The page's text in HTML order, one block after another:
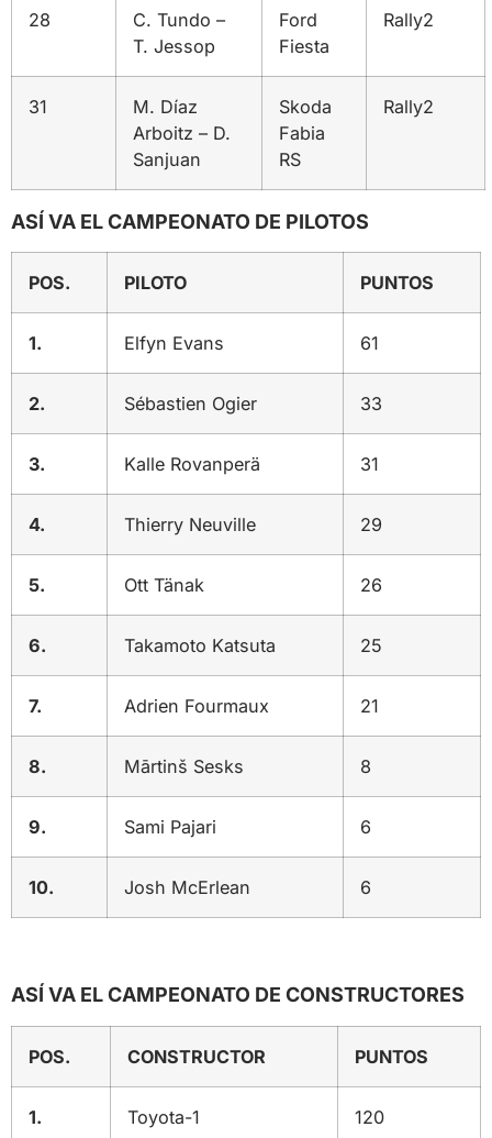
28
C. Tundo –
T. Jessop
Ford
Fiesta
Rally2
31
M. Díaz
Arboitz – D.
Sanjuan
Skoda
Fabia
RS
Rally2
ASÍ VA EL CAMPEONATO DE PILOTOS
POS. PILOTO PUNTOS
1. Elfyn Evans 61
2. Sébastien Ogier 33
3. Kalle Rovanperä 31
4. Thierry Neuville 29
5. Ott Tänak 26
6. Takamoto Katsuta 25
7. Adrien Fourmaux 21
8. Mārtinš Sesks 8
9. Sami Pajari 6
10. Josh McErlean 6
ASÍ VA EL CAMPEONATO DE CONSTRUCTORES
POS. CONSTRUCTOR PUNTOS
1. Toyota-1 120